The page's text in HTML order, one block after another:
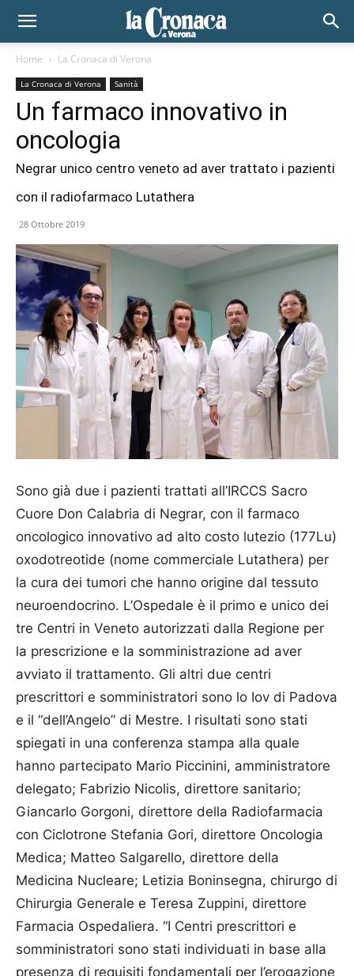
Home La Cronaca di Verona
La Cronaca di Verona Sanità
Un farmaco innovativo in
oncologia
Negrar unico centro veneto ad aver trattato i pazienti
con il radiofarmaco Lutathera
28 Ottobre 2019
Sono già due i pazienti trattati all’IRCCS Sacro
Cuore Don Calabria di Negrar, con il farmaco
oncologico innovativo ad alto costo lutezio (177Lu)
oxodotreotide (nome commerciale Lutathera) per
la cura dei tumori che hanno origine dal tessuto
neuroendocrino. L’Ospe­dale è il primo e unico dei
tre Centri in Veneto autorizzati dalla Regione per
la prescrizione e la somministrazione ad aver
avviato il trattamento. Gli altri due centri
prescrittori e somministratori sono lo Iov di Padova
e il “dell’Angelo” di Mestre. I risultati sono stati
spiegati in una conferenza stampa alla quale
hanno partecipato Mario Piccinini, amministratore
delegato; Fabrizio Nicolis, direttore sanitario;
Giancarlo Gorgoni, direttore della Radiofarmacia
con Ciclotrone Stefania Gori, direttore Oncologia
Medica; Matteo Salgarello, direttore della
Medicina Nucleare; Letizia Boninsegna, chirurgo di
Chirurgia Generale e Teresa Zuppini, direttore
Farmacia Ospedaliera. “I Centri prescrittori e
somministratori sono stati individuati in base alla
presenza di requisiti fondamentali per l’erogazione